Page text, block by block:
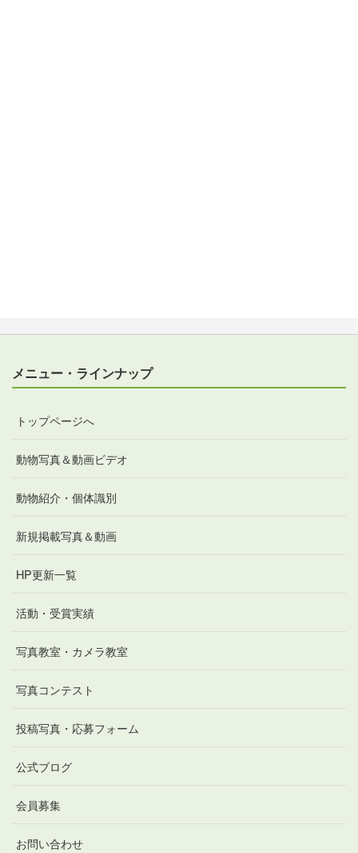
メニュー・ラインナップ
トップページへ
動物写真＆動画ビデオ
動物紹介・個体識別
新規掲載写真＆動画
HP更新一覧
活動・受賞実績
写真教室・カメラ教室
写真コンテスト
投稿写真・応募フォーム
公式ブログ
会員募集
お問い合わせ